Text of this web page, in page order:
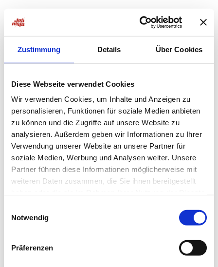
Zustimmung Details Über Cookies
Diese Webseite verwendet Cookies
Wir verwenden Cookies, um Inhalte und Anzeigen zu
personalisieren, Funktionen für soziale Medien anbieten
zu können und die Zugriffe auf unsere Website zu
analysieren. Außerdem geben wir Informationen zu Ihrer
Verwendung unserer Website an unsere Partner für
soziale Medien, Werbung und Analysen weiter. Unsere
Partner führen diese Informationen möglicherweise mit
weiteren Daten zusammen, die Sie ihnen bereitgestellt
Notwendig
Präferenzen
loadingjobninja.com
for more